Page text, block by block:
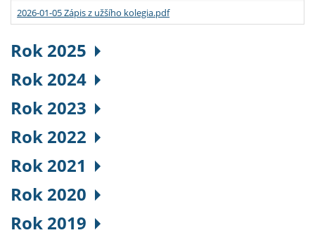
2026-01-05 Zápis z užšího kolegia.pdf
Rok 2025
Rok 2024
Rok 2023
Rok 2022
Rok 2021
Rok 2020
Rok 2019